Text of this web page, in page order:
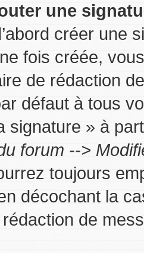
une
créer une
fois créée,
de rédaction
défaut à tous
signature » à
forum -->
toujours
décochant la
de